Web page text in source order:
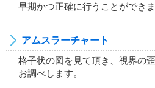
早期かつ正確に行うことができま
アムスラーチャート
格子状の図を見て頂き、視界の
お調べします。